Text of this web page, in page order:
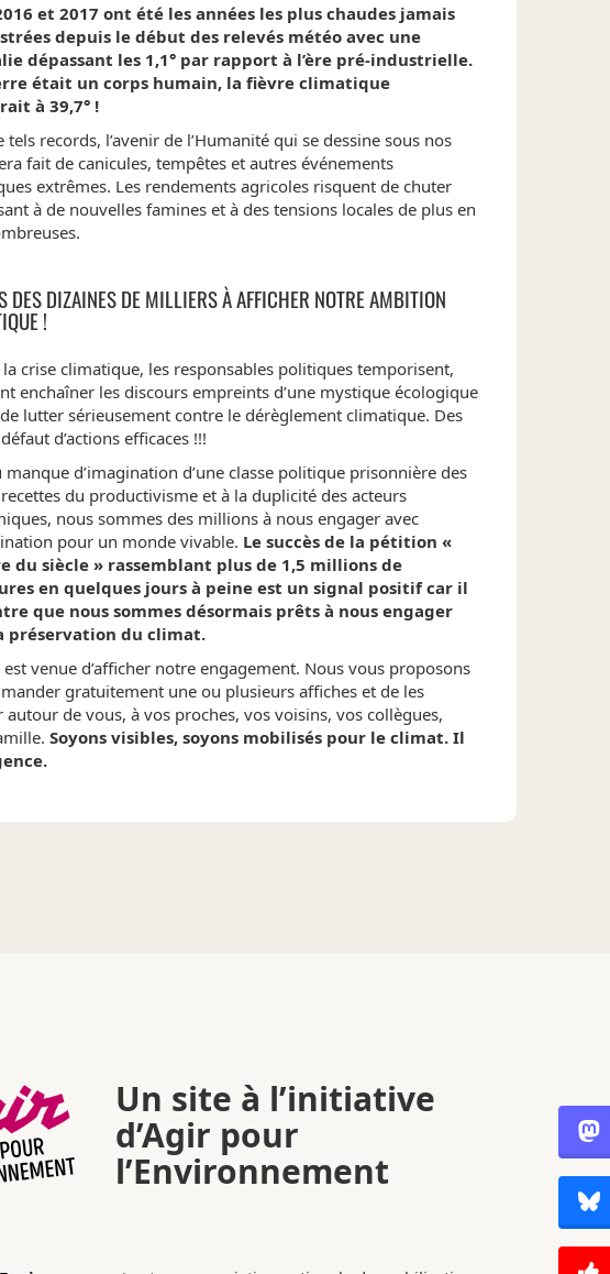
et 2017 ont été les années les plus chaudes jamais
depuis le début des relevés météo avec une
dépassant les 1,1° par rapport à l’ère pré-industrielle.
était un corps humain, la fièvre climatique
à 39,7° !
tels records, l’avenir de l’Humanité qui se dessine sous nos
fait de canicules, tempêtes et autres événements
extrêmes. Les rendements agricoles risquent de chuter
à de nouvelles famines et à des tensions locales de plus en
DES DIZAINES DE MILLIERS À AFFICHER NOTRE AMBITION
!
crise climatique, les responsables politiques temporisent,
enchaîner les discours empreints d’une mystique écologique
lutter sérieusement contre le dérèglement climatique. Des
d’actions efficaces !!!
manque d’imagination d’une classe politique prisonnière des
du productivisme et à la duplicité des acteurs
nous sommes des millions à nous engager avec
pour un monde vivable. Le succès de la pétition «
du siècle » rassemblant plus de 1,5 millions de
en quelques jours à peine est un signal positif car il
que nous sommes désormais prêts à nous engager
préservation du climat.
est venue d’afficher notre engagement. Nous vous proposons
gratuitement une ou plusieurs affiches et de les
autour de vous, à vos proches, vos voisins, vos collègues,
Soyons visibles, soyons mobilisés pour le climat. Il
Un site à l’initiative
d’Agir pour
l’Environnement